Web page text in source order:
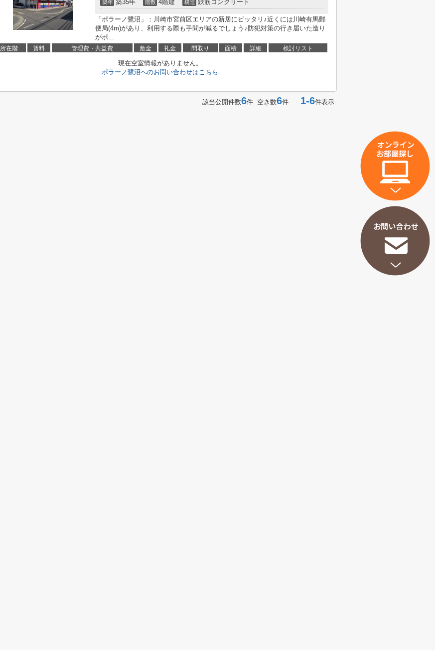
築年 築35年 階数 4階建 構造 鉄筋コンクリート
「ポラーノ鷺沼」：川崎市宮前区エリアの新居にピッタリ♪近くには川崎有馬郵
便局(4m)があり、利用する際も手間が減るでしょう♪防犯対策の行き届いた造り
がポ...
所在階 賃料 管理費・共益費 敷金 礼金 間取り 面積 詳細 検討リスト
現在空室情報がありません。
ポラーノ鷺沼へのお問い合わせはこちら
該当公開件数6件 空き数6件 1-6件表示